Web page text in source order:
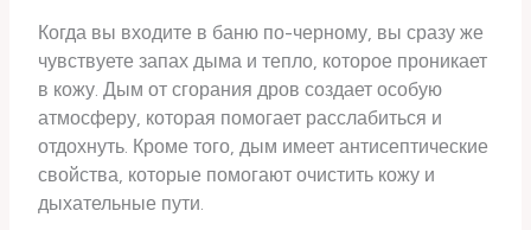
Когда вы входите в баню по-черному, вы сразу же
чувствуете запах дыма и тепло, которое проникает
в кожу. Дым от сгорания дров создает особую
атмосферу, которая помогает расслабиться и
отдохнуть. Кроме того, дым имеет антисептические
свойства, которые помогают очистить кожу и
дыхательные пути.